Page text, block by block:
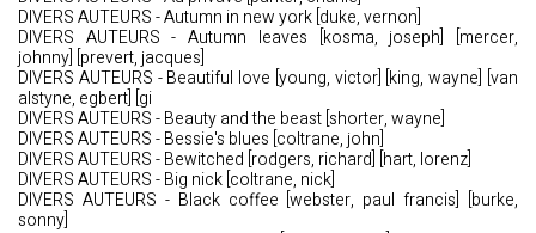
DIVERS AUTEURS - Autumn in new york [duke, vernon]
DIVERS AUTEURS - Autumn leaves [kosma, joseph] [mercer,
johnny] [prevert, jacques]
DIVERS AUTEURS - Beautiful love [young, victor] [king, wayne] [van
alstyne, egbert] [gi
DIVERS AUTEURS - Beauty and the beast [shorter, wayne]
DIVERS AUTEURS - Bessie's blues [coltrane, john]
DIVERS AUTEURS - Bewitched [rodgers, richard] [hart, lorenz]
DIVERS AUTEURS - Big nick [coltrane, nick]
DIVERS AUTEURS - Black coffee [webster, paul francis] [burke,
sonny]